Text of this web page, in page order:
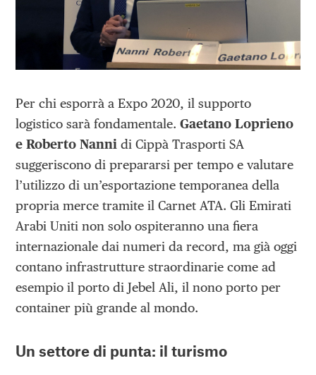
Per chi esporrà a Expo 2020, il supporto
logistico sarà fondamentale.Gaetano Loprieno
e Roberto Nannidi Cippà Trasporti SA
suggeriscono di prepararsi per tempo e valutare
l’utilizzo di un’esportazione temporanea della
propria merce tramite il Carnet ATA. Gli Emirati
Arabi Uniti non solo ospiteranno una fiera
internazionale dai numeri da record, ma già oggi
contano infrastrutture straordinarie come ad
esempio il porto di Jebel Ali, il nono porto per
container più grande al mondo.
Un settore di punta: il turismo